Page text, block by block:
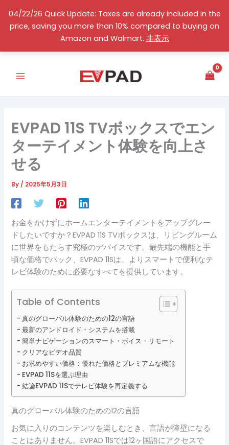
04/22/26 Quick Update: Taxes are already included in the
price, saving you more than 10% compared to buying on
Amazon and Walmart. 非表示
ツ
日本語
EVPAD 11S TVボックスでエン
ターテイメント体験を向上さ
せる
By/ 2025年5月3日
お金をかけずにホームエンターテイメントをアップグレー
ドしたいですか？EVPAD 11S TVボックスは、リビングルーム
に世界をもたらす究極のデバイスです。最先端の機能と手
頃な価格でパック、EVPAD 11Sは、よりスマートで便利なテ
レビ体験のために必要なすべてを提供しています。
Table of Contents
真のグローバル体験のための12の言語
最新のアンドロイド・システムを搭載
簡単ナビゲーションのスマート・ボイス・リモート
クリアなビデオ品質
お求めやすい価格：優れた価格とプレミアムな機能
EVPAD 11Sを選ぶ理由
結論EVPAD 11Sでテレビ体験を再定義する
真のグローバル体験のための12の言語
お気に入りのコンテンツを楽しむとき、言語が障壁になる
ことはありません。EVPAD 11Sでは12ヶ国語にアクセスで